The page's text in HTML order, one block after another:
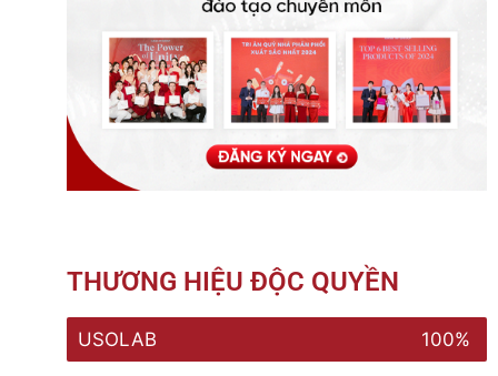
THƯƠNG HIỆU ĐỘC QUYỀN
USOLAB 100%